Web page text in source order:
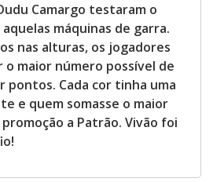
Camargo testaram o
máquinas de garra.
nas alturas, os jogadores
maior número possível de
pontos. Cada cor tinha uma
e quem somasse o maior
a Patrão. Vivão foi